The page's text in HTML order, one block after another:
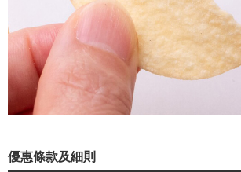
優惠條款及細則